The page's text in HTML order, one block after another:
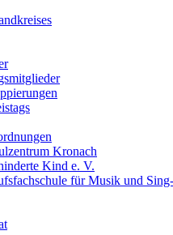
Kronach
Kind e. V.
für Musik und